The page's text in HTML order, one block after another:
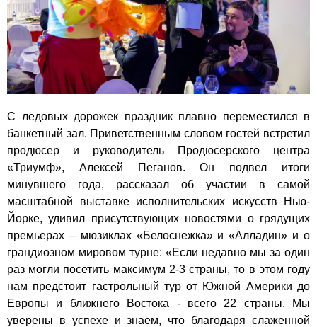
С ледовых дорожек праздник плавно переместился в
банкетный зал. Приветственным словом гостей встретил
продюсер и руководитель Продюсерского центра
«Триумф», Алексей Пеганов. Он подвел итоги
минувшего года, рассказал об участии в самой
масштабной выставке исполнительских искусств Нью-
Йорке, удивил присутствующих новостями о грядущих
премьерах – мюзиклах «Белоснежка» и «Алладин» и о
грандиозном мировом турне: «Если недавно мы за один
раз могли посетить максимум 2-3 страны, то в этом году
нам предстоит гастрольный тур от Южной Америки до
Европы и ближнего Востока - всего 22 страны. Мы
уверены в успехе и знаем, что благодаря слаженной